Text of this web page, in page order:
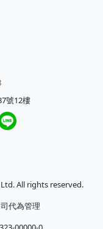
號12樓
All rights reserved.
代為管理